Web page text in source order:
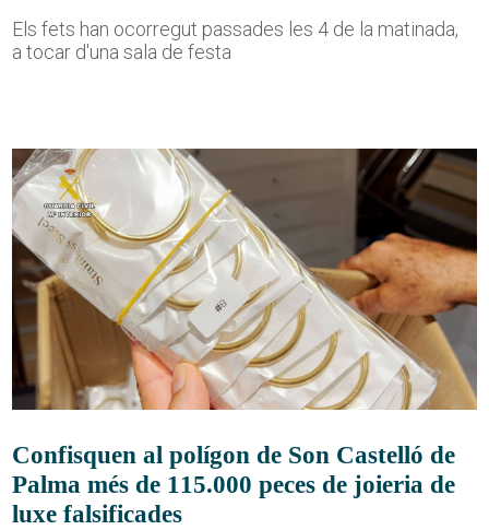
Els fets han ocorregut passades les 4 de la matinada,
a tocar d'una sala de festa
Confisquen al polígon de Son Castelló de
Palma més de 115.000 peces de joieria de
luxe falsificades